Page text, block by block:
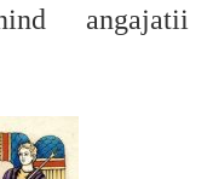
angajatii